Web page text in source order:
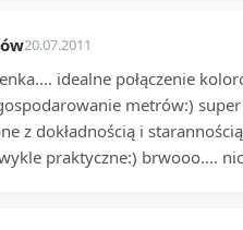
20.07.2011
idealne połączenie
metrów:)
z dokładnością i
praktyczne:) brwooo....